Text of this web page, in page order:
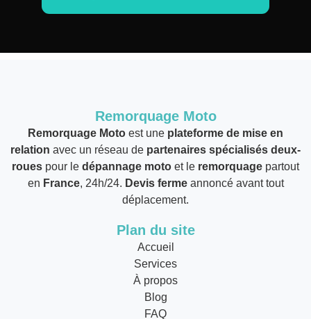
Remorquage Moto
Remorquage Moto est une plateforme de mise en
relation avec un réseau de partenaires spécialisés deux-
roues pour le dépannage moto et le remorquage partout
en France, 24h/24. Devis fermeannoncé avant tout
déplacement.
Plan du site
Accueil
Services
À propos
Blog
FAQ